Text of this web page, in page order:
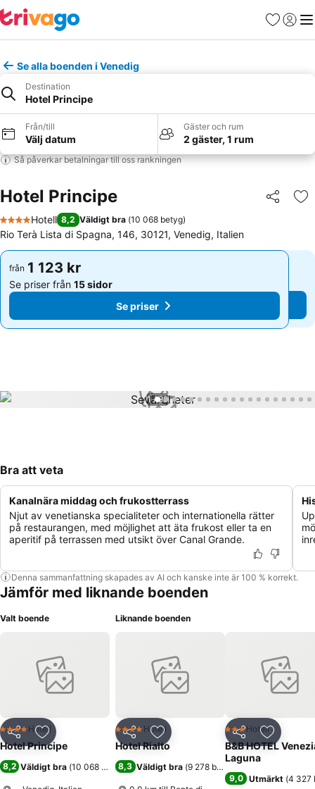
Favoriter
Logga
Se alla boenden i Venedig
Destination
Hotel Principe
Från/till
Välj datum
Gäster och rum
2 gäster, 1 rum
Så påverkar betalningar till oss rankningen
Hotel Principe Dela
4 Stjärnor
Hotell 8,2 Väldigt bra (10 068 betyg)
Rio Terà Lista di Spagna, 146, 30121, Venedig, Italien
från 1 123 kr
Se priser från 15 sidor
Se priser
från 1 123 kr
Se priser från 15 sidor
Se priser
1 / 99
Bra att veta
Kanalnära middag och frukostterrass
Njut av venetianska specialiteter och internationella rätter
på restaurangen, med möjlighet att äta frukost eller ta en
aperitif på terrassen med utsikt över Canal Grande.
Denna sammanfattning skapades av AI och kanske inte är 100 % korrekt.
Jämför med liknande boenden
Valt boende
Dela Lägg till i Mina Favoriter
4 StjärnorHotell
Hotel Principe
8,2 Väldigt bra (10 068 betyg)
Liknande boenden
Dela Lägg till i Mina Favoriter
4 StjärnorHotell
Hotel Rialto
8,3 Väldigt bra (9 278 betyg )
Dela Lägg till
3 Stjärnor
Hotell
B&B HOTEL
Laguna
9,0 Utmärkt (4 327